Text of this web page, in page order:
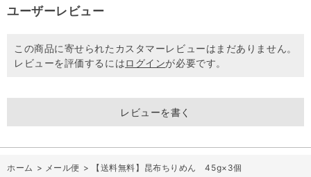
ユーザーレビュー
この商品に寄せられたカスタマーレビューはまだありません。
レビューを評価するにはログインが必要です。
レビューを書く
ホーム > メール便 >
【送料無料】昆布ちりめん 45g×3個